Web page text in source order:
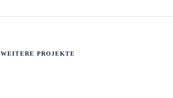
WEITERE PROJEKTE